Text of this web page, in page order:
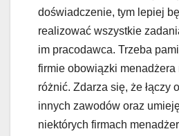
doświadczenie, tym lepiej
realizować wszystkie
im pracodawca. Trzeba
firmie obowiązki menadżera
różnić. Zdarza się, że łączy
innych zawodów oraz
niektórych firmach